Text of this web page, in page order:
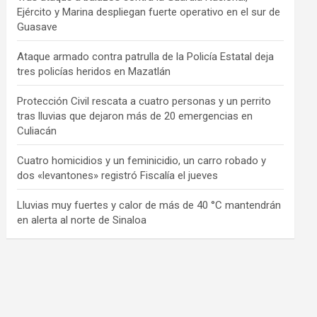
Ejército y Marina despliegan fuerte operativo en el sur de
Guasave
Ataque armado contra patrulla de la Policía Estatal deja
tres policías heridos en Mazatlán
Protección Civil rescata a cuatro personas y un perrito
tras lluvias que dejaron más de 20 emergencias en
Culiacán
Cuatro homicidios y un feminicidio, un carro robado y
dos «levantones» registró Fiscalía el jueves
Lluvias muy fuertes y calor de más de 40 °C mantendrán
en alerta al norte de Sinaloa